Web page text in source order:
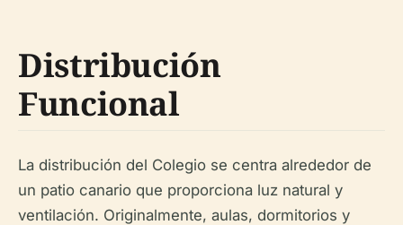
Distribución
Funcional
La distribución del Colegio se centra alrededor de
un patio canario que proporciona luz natural y
ventilación. Originalmente, aulas, dormitorios y